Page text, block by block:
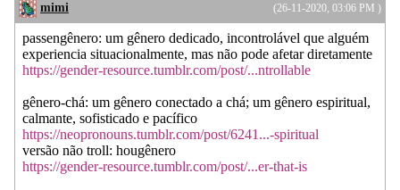
(26-11-2020, 03:06 PM )
mimi
passengênero: um gênero dedicado, incontrolável que alguém
experiencia situacionalmente, mas não pode afetar diretamente
https://gender-resource.tumblr.com/post/...ntrollable
gênero-chá: um gênero conectado a chá; um gênero espiritual,
calmante, sofisticado e pacífico
https://neopronouns.tumblr.com/post/6241...-spiritual
versão não troll: hougênero
https://gender-resource.tumblr.com/post/...er-that-is